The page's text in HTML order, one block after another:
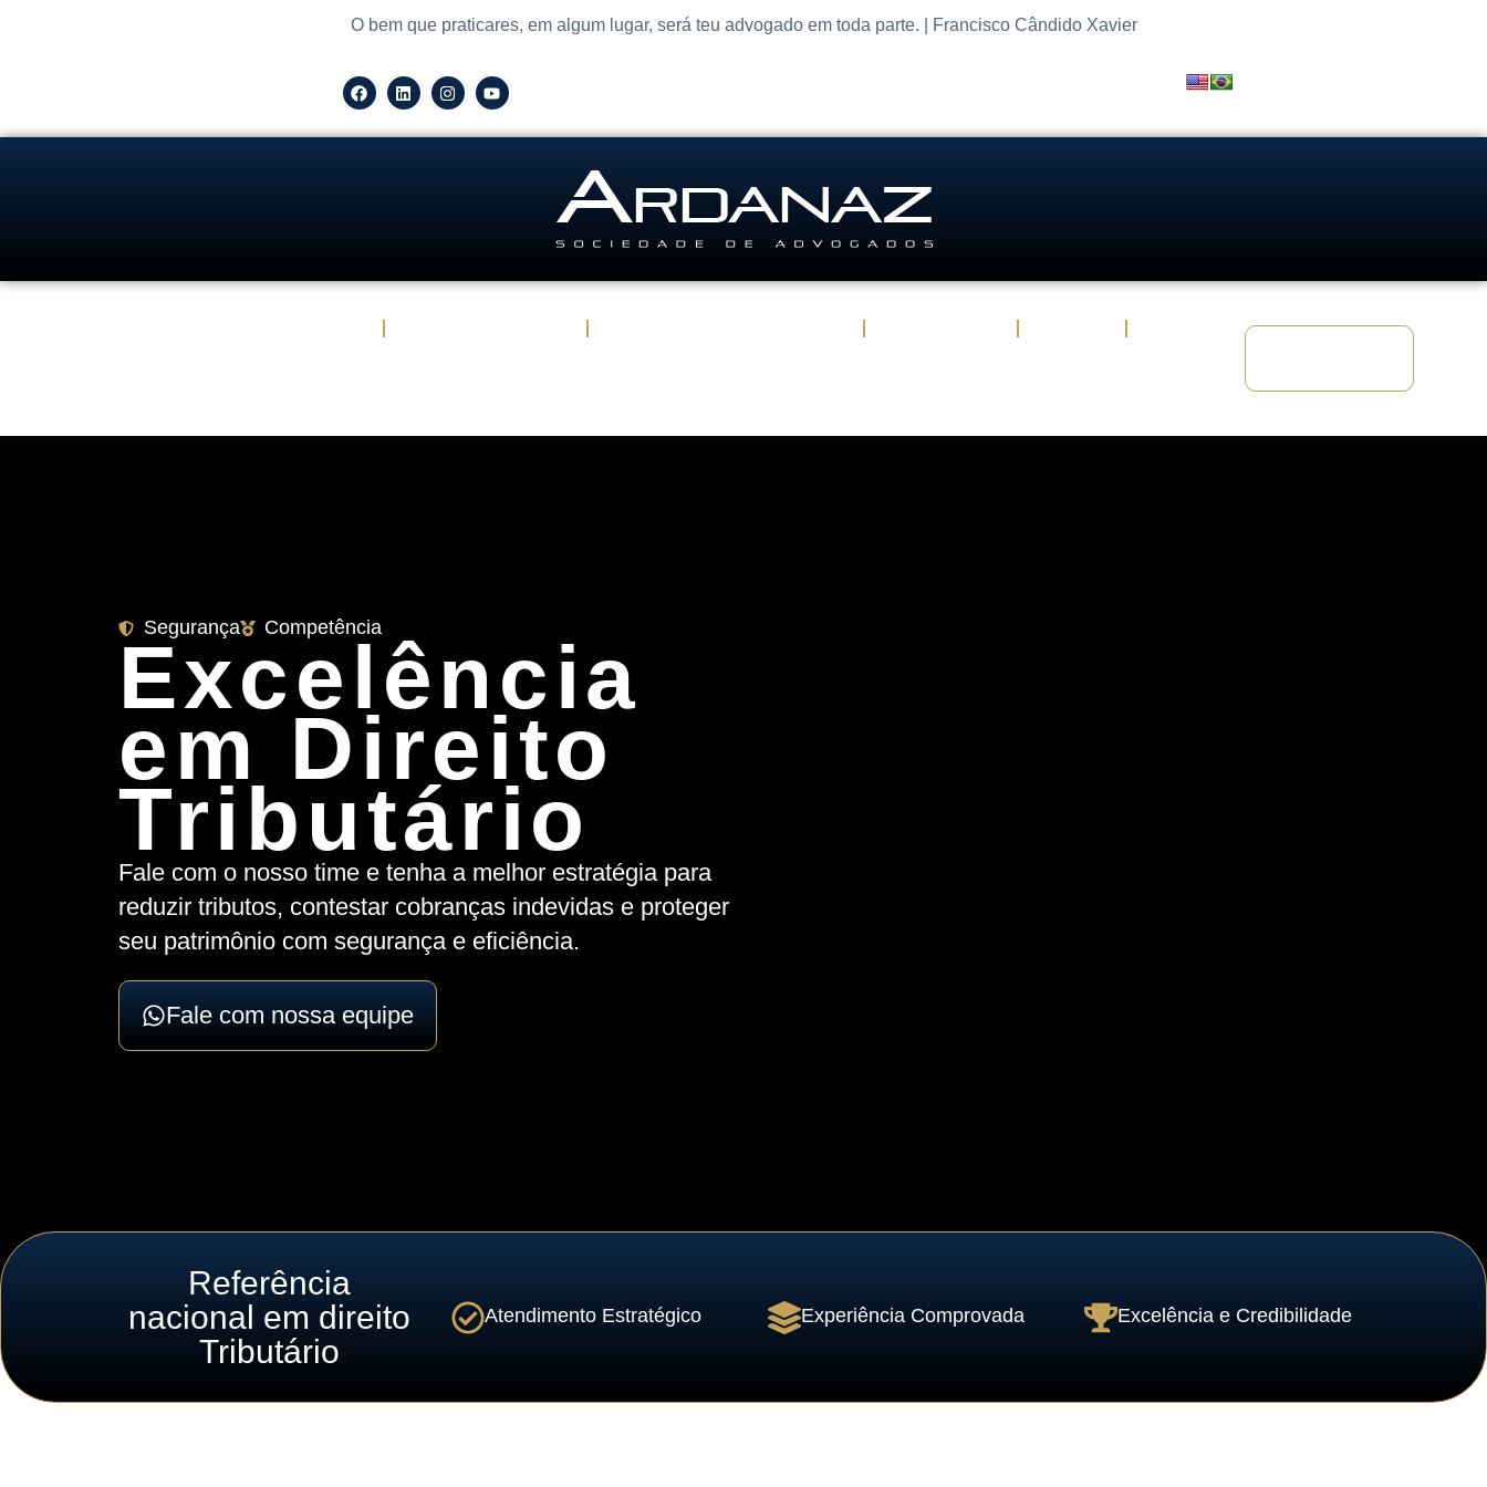
O bem que praticares, em algum lugar, será teu advogado em toda parte. | Francisco Cândido Xavier
Segurança Competência
Excelência
em Direito
Tributário
Fale com o nosso time e tenha a melhor estratégia para
reduzir tributos, contestar cobranças indevidas e proteger
seu patrimônio com segurança e eficiência.
Fale com nossa equipe
Referência
nacional em direito
Tributário
Atendimento Estratégico Experiência Comprovada Excelência e Credibilidade